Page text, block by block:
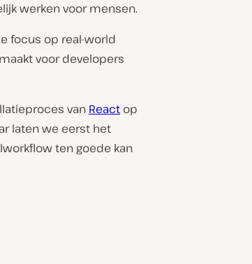
werken voor mensen.
focus op real-world
voor developers
van React op
laten we eerst het
ten goede kan